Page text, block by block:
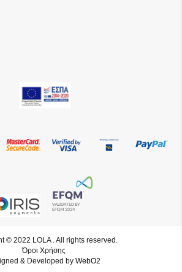
© 2022 LOLA . All rights reserved.
Όροι Χρήσης
& Developed by WebO2